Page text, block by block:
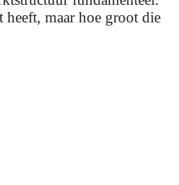
maar hoe groot die